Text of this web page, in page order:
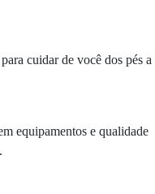
cuidar de você dos pés a
equipamentos e qualidade